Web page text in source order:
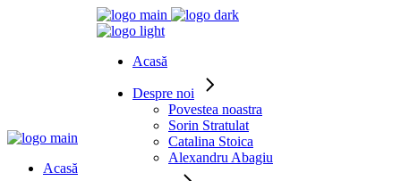
Acasă
Despre noi
Povestea noastra
Sorin Stratulat
Catalina Stoica
Alexandru Abagiu
Acasă